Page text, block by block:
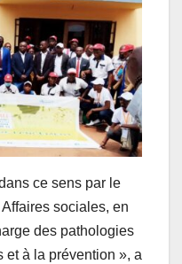
ce sens par le
sociales, en
des pathologies
et à la prévention », a